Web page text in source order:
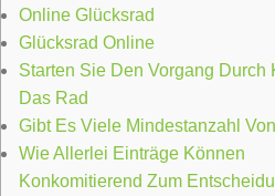
Online Glücksrad
Glücksrad Online
Starten Sie Den Vorgang Durch
Das Rad
Gibt Es Viele Mindestanzahl
Wie Allerlei Einträge Können
Konkomitierend Zum